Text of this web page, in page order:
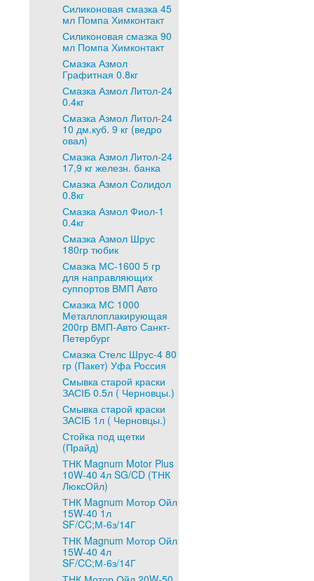
Силиконовая смазка 45
мл Помпа Химконтакт
Силиконовая смазка 90
мл Помпа Химконтакт
Смазка Азмол
Графитная 0.8кг
Смазка Азмол Литол-24
0.4кг
Смазка Азмол Литол-24
10 дм.куб. 9 кг (ведро
овал)
Смазка Азмол Литол-24
17,9 кг железн. банка
Смазка Азмол Солидол
0.8кг
Смазка Азмол Фиол-1
0.4кг
Смазка Азмол Шрус
180гр тюбик
Смазка МС-1600 5 гр
для направляющих
суппортов ВМП Авто
Смазка МС 1000
Металлоплакирующая
200гр ВМП-Авто Санкт-
Петербург
Смазка Стелс Шрус-4 80
гр (Пакет) Уфа Россия
Смывка старой краски
ЗАСІБ 0.5л ( Черновцы.)
Смывка старой краски
ЗАСІБ 1л ( Черновцы.)
Стойка под щетки
(Прайд)
ТНК Magnum Motor Plus
10W-40 4л SG/CD (ТНК
ЛюксОйл)
ТНК Magnum Мотор Ойл
15W-40 1л
SF/CC;М-6з/14Г
ТНК Magnum Мотор Ойл
15W-40 4л
SF/CC;М-6з/14Г